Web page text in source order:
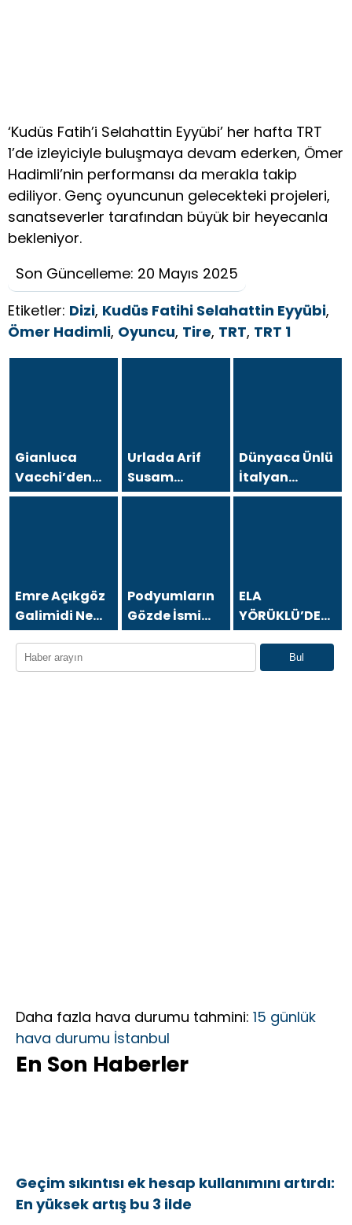
‘Kudüs Fatih’i Selahattin Eyyübi’ her hafta TRT
1’de izleyiciyle buluşmaya devam ederken, Ömer
Hadimli’nin performansı da merakla takip
ediliyor. Genç oyuncunun gelecekteki projeleri,
sanatseverler tarafından büyük bir heyecanla
bekleniyor.
Son Güncelleme: 20 Mayıs 2025
Etiketler: Dizi, Kudüs Fatihi Selahattin Eyyübi,
Ömer Hadimli, Oyuncu, Tire, TRT, TRT 1
Gianluca
Vacchi’den
Antalya’da
Urlada Arif
Susam
Rüzgarı
Dünyaca Ünlü
İtalyan
Fenomen
Geliyor!
Emre Açıkgöz
Galimidi New
York
Sosyetesini
Buluşturan
Podyumların
Gözde İsmi
Duygu
Türkiye’ye
ELA
YÖRÜKLÜ’DEN
AMELİYAT
SONRASI
DUYGUSAL
Bul
Daha fazla hava durumu tahmini: 15 günlük
hava durumu İstanbul
En Son Haberler
Geçim sıkıntısı ek hesap kullanımını artırdı:
En yüksek artış bu 3 ilde